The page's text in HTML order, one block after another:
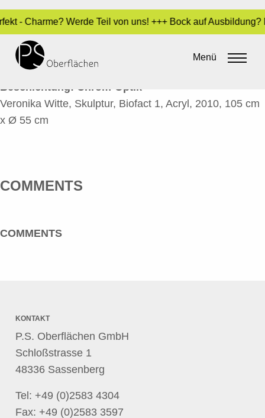
- Charme? Werde Teil von uns! +++ Bock auf
Menü
BIOFACT 1 – A
Sara Dari•17. Juni 2016
Beschichtung: Chrom-Optik
Veronika Witte, Skulptur, Biofact 1, Acryl, 2010, 105 cm
x Ø 55 cm
COMMENTS
COMMENTS
KONTAKT
P.S. Oberflächen GmbH
Schloßstrasse 1
48336 Sassenberg
Tel: +49 (0)2583 4304
Fax: +49 (0)2583 3597